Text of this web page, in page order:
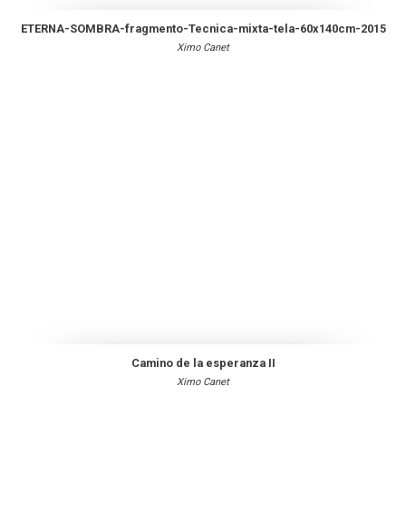
ETERNA-SOMBRA-fragmento-Tecnica-mixta-tela-60x140cm-2015
Ximo Canet
Camino de la esperanza II
Ximo Canet